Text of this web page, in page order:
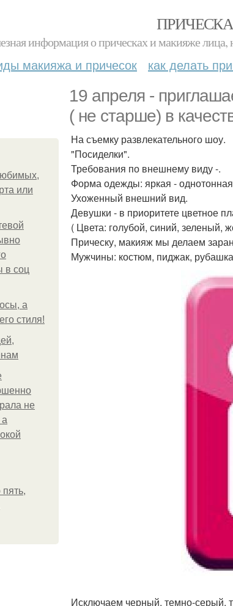
информация о прическах и макияже лица,
макияжа и причесок как делать
19 апреля -
( не старше) в
или
в соц
а
стиля!
не
На съемку развлекательного шоу.
"Посиделки".
Требования по внешнему виду -.
Форма одежды: яркая -
Ухоженный внешний вид.
Девушки - в приоритете цветное
( Цвета: голубой, синий, зеленый,
Прическу, макияж мы делаем
Мужчины: костюм, пиджак,
Исключаем черный, темно-серый,